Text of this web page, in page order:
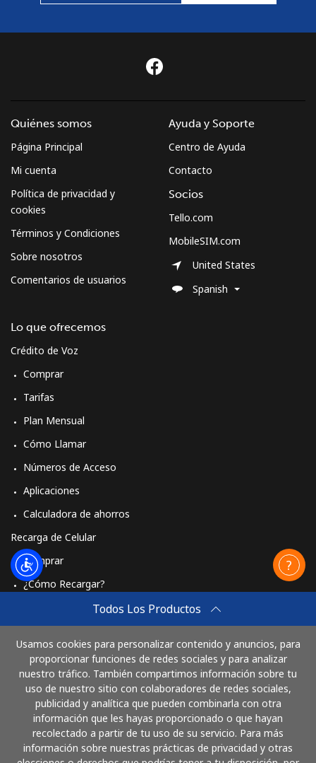
Todos Los Productos
Usamos cookies para personalizar contenido y anuncios, para
proporcionar funciones de redes sociales y para analizar
nuestro tráfico. También compartimos información sobre tu
uso de nuestro sitio con colaboradores de redes sociales,
publicidad y analítica que pueden combinarla con otra
información que les hayas proporcionado o que hayan
recolectado a partir de tu uso de su servicio. Para más
información sobre nuestras prácticas de privacidad y otras
Quiénes somos
Página Principal
Mi cuenta
Política de privacidad y
cookies
Términos y Condiciones
Sobre nosotros
Comentarios de usuarios
Lo que ofrecemos
Crédito de Voz
Comprar
Tarifas
Plan Mensual
Cómo Llamar
Números de Acceso
Aplicaciones
Calculadora de ahorros
Recarga de Celular
Comprar
¿Cómo Recargar?
Comprar
Cómo funciona
Ayuda y Soporte
Centro de Ayuda
Contacto
Socios
Tello.com
MobileSIM.com
United States
Spanish
Paga con